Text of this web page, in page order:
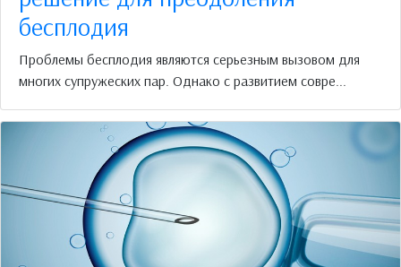
бесплодия
Проблемы бесплодия являются серьезным вызовом для
многих супружеских пар. Однако с развитием совре...